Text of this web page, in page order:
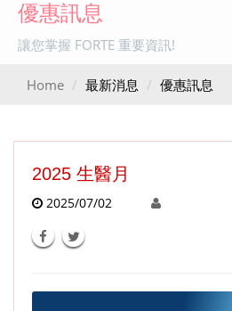
優惠訊息
讓您掌握 FORTE 重要資訊!
Home 最新消息 優惠訊息
2025 生醫月
2025/07/02